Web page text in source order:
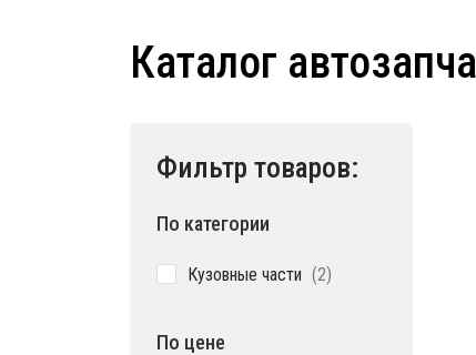
Каталог
Фильтр товаров:
По категории
Кузовные части 22
По цене